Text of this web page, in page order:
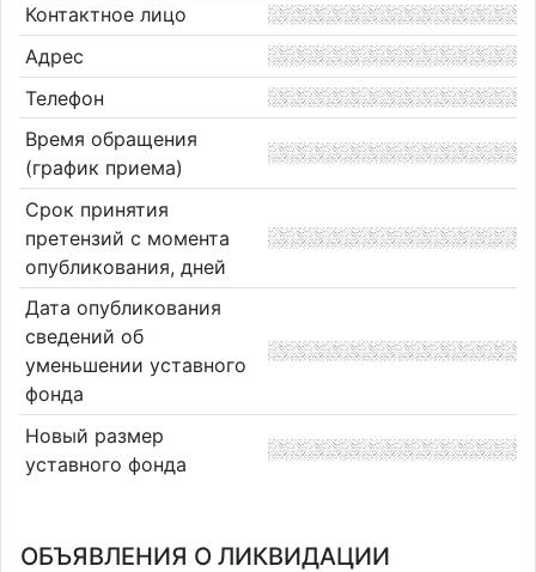
Контактное лицо
Адрес
Телефон
Время обращения
(график приема)
Срок принятия
претензий с момента
опубликования, дней
Дата опубликования
сведений об
уменьшении уставного
фонда
Новый размер
уставного фонда
ОБЪЯВЛЕНИЯ О ЛИКВИДАЦИИ